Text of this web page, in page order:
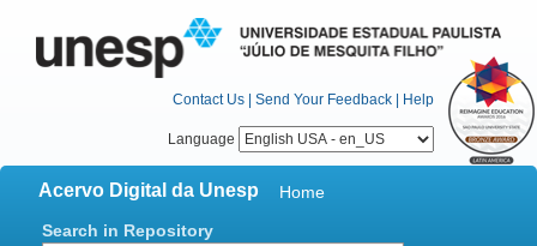
Contact Us | Send Your Feedback | Help
Language
Acervo Digital da Unesp
Home
Search in Repository